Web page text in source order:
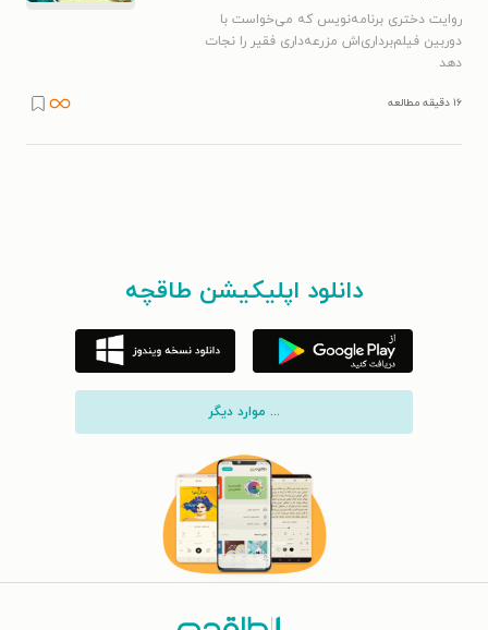
روایت دختری برنامه‌نویس که می‌خواست با
دوربین فیلم‌برداری‌اش مزرعه‌داری فقیر را نجات
دهد
۱۶ دقیقه مطالعه
دانلود اپلیکیشن طاقچه
... موارد دیگر